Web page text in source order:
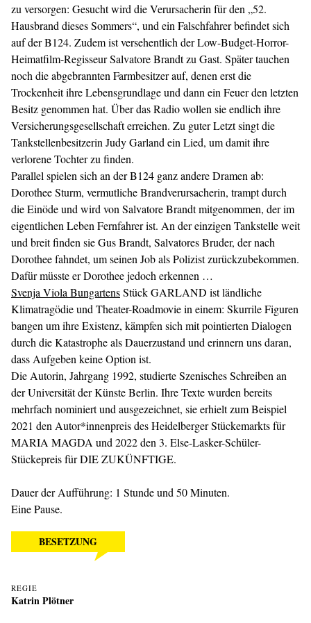
zu versorgen: Gesucht wird die Verursacherin für den „52.
Hausbrand dieses Sommers“, und ein Falschfahrer befindet sich
auf der B124. Zudem ist versehentlich der Low-Budget-Horror-
Heimatfilm-Regisseur Salvatore Brandt zu Gast. Später tauchen
noch die abgebrannten Farmbesitzer auf, denen erst die
Trockenheit ihre Lebensgrundlage und dann ein Feuer den letzten
Besitz genommen hat. Über das Radio wollen sie endlich ihre
Versicherungsgesellschaft erreichen. Zu guter Letzt singt die
Tankstellenbesitzerin Judy Garland ein Lied, um damit ihre
verlorene Tochter zu finden.
Parallel spielen sich an der B124 ganz andere Dramen ab:
Dorothee Sturm, vermutliche Brandverursacherin, trampt durch
die Einöde und wird von Salvatore Brandt mitgenommen, der im
eigentlichen Leben Fernfahrer ist. An der einzigen Tankstelle weit
und breit finden sie Gus Brandt, Salvatores Bruder, der nach
Dorothee fahndet, um seinen Job als Polizist zurückzubekommen.
Dafür müsste er Dorothee jedoch erkennen …
Svenja Viola BungartensStück GARLAND ist ländliche
Klimatragödie und Theater-Roadmovie in einem: Skurrile Figuren
bangen um ihre Existenz, kämpfen sich mit pointierten Dialogen
durch die Katastrophe als Dauerzustand und erinnern uns daran,
dass Aufgeben keine Option ist.
Die Autorin, Jahrgang 1992, studierte Szenisches Schreiben an
der Universität der Künste Berlin. Ihre Texte wurden bereits
mehrfach nominiert und ausgezeichnet, sie erhielt zum Beispiel
2021 den Autor*innenpreis des Heidelberger Stückemarkts für
MARIA MAGDA und 2022 den 3. Else-Lasker-Schüler-
Stückepreis für DIE ZUKÜNFTIGE.
Dauer der Aufführung: 1 Stunde und 50 Minuten.
Eine Pause.
BESETZUNG
REGIE
Katrin Plötner